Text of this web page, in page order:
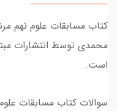
کتاب مسابقات علوم نهم
است.
سوالات کتاب مسابقات